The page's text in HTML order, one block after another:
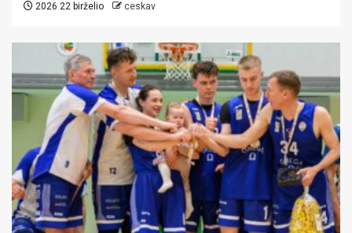
2026 22 birželio ceskav